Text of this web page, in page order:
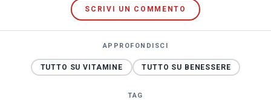
SCRIVI UN COMMENTO
APPROFONDISCI
TUTTO SU VITAMINE TUTTO SU BENESSERE
TAG